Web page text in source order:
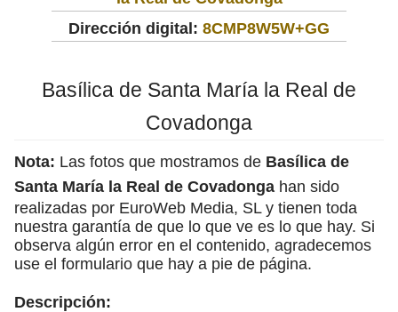
Dirección digital: 8CMP8W5W+GG
Basílica de Santa María la Real de
Covadonga
Nota: Las fotos que mostramos de Basílica de
Santa María la Real de Covadonga han sido
realizadas por EuroWeb Media, SL y tienen toda
nuestra garantía de que lo que ve es lo que hay. Si
observa algún error en el contenido, agradecemos
use el formulario que hay a pie de página.
Descripción: